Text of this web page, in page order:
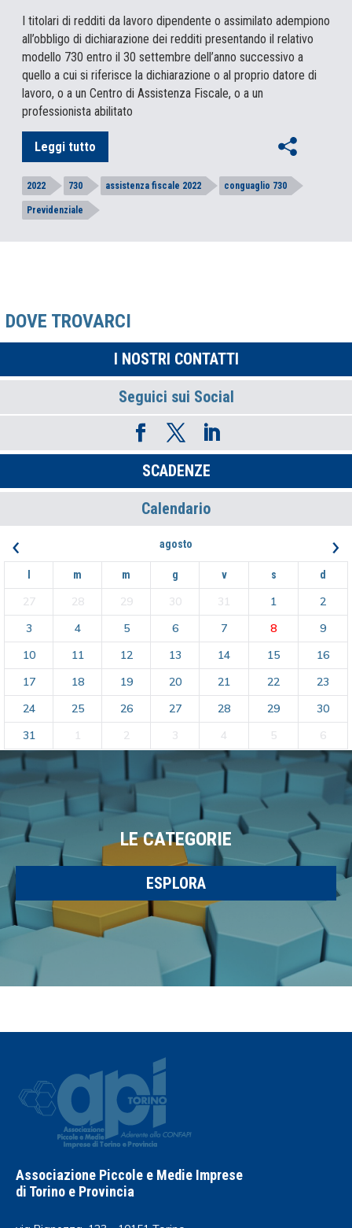
I titolari di redditi da lavoro dipendente o assimilato adempiono
all’obbligo di dichiarazione dei redditi presentando il relativo
modello 730 entro il 30 settembre dell’anno successivo a
quello a cui si riferisce la dichiarazione o al proprio datore di
lavoro, o a un Centro di Assistenza Fiscale, o a un
professionista abilitato
Leggi tutto
2022 730 assistenza fiscale 2022 conguaglio 730
Previdenziale
DOVE TROVARCI
I NOSTRI CONTATTI
Seguici sui Social
SCADENZE
Calendario
‹ agosto ›
m m g v s d
27 28 29 30 31 1
2
3
4 5 6 7 8
9
10
11 12 13 14 15
16
17
18 19 20 21 22
23
24
25 26 27 28 29
30
31
1 2 3 4 5 6
LE CATEGORIE
ESPLORA
Associazione Piccole e Medie Imprese
di Torino e Provincia